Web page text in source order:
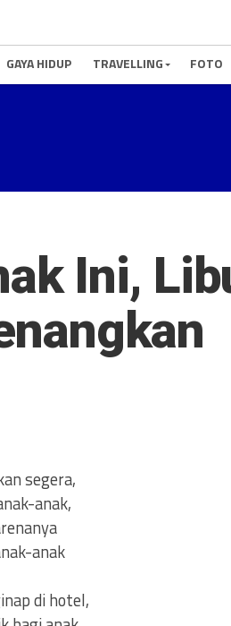
GAYA HIDUP TRAVELLING FOTO
Ini,
segera,
anak,
anak
di hotel,